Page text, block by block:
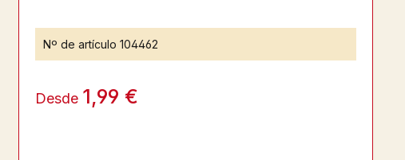
Nº de artículo 104462
Desde 1,99 €